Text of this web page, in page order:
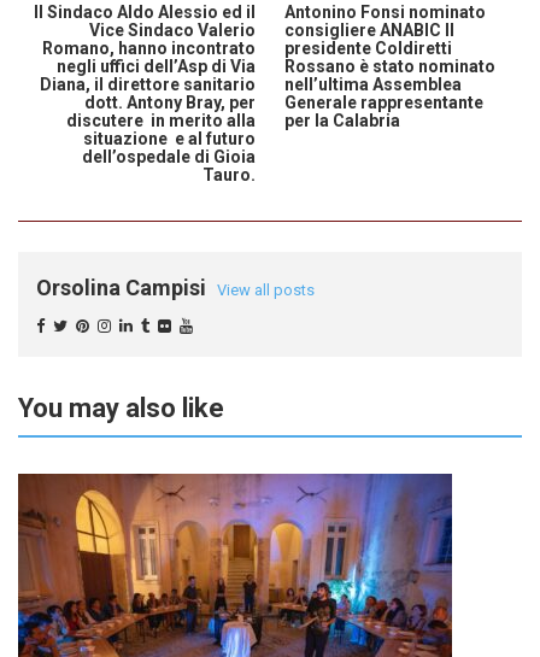
Il Sindaco Aldo Alessio ed il
Vice Sindaco Valerio
Romano, hanno incontrato
negli uffici dell’Asp di Via
Diana, il direttore sanitario
dott. Antony Bray, per
discutere in merito alla
situazione e al futuro
dell’ospedale di Gioia
Tauro.
Antonino Fonsi nominato
consigliere ANABIC Il
presidente Coldiretti
Rossano è stato nominato
nell’ultima Assemblea
Generale rappresentante
per la Calabria
Orsolina Campisi View all posts
You may also like